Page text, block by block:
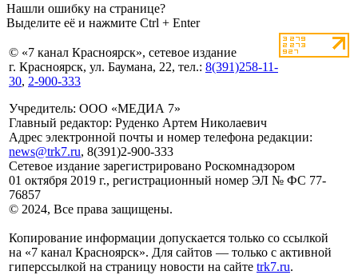
Нашли ошибку на странице?
Выделите её и нажмите Ctrl + Enter
© «7 канал Красноярск», сетевое издание
г. Красноярск, ул. Баумана, 22, тел.: 8(391)258-11-
30, 2-900-333
Учредитель: ООО «МЕДИА 7»
Главный редактор: Руденко Артем Николаевич
Адрес электронной почты и номер телефона редакции:
news@trk7.ru, 8(391)2-900-333
Сетевое издание зарегистрировано Роскомнадзором
01 октября 2019 г., регистрационный номер ЭЛ № ФС 77-
76857
© 2024, Все права защищены.
Копирование информации допускается только со ссылкой
на «7 канал Красноярск». Для сайтов — только с активной
гиперссылкой на страницу новости на сайте trk7.ru.